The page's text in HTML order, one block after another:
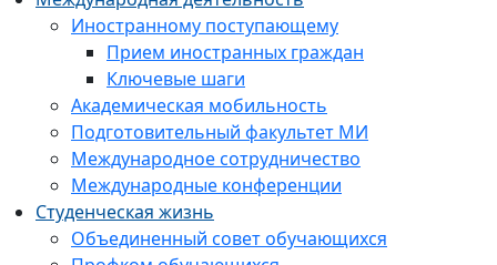
Иностранному поступающему
Прием иностранных граждан
Ключевые шаги
Академическая мобильность
Подготовительный факультет МИ
Международное сотрудничество
Международные конференции
Студенческая жизнь
Объединенный совет обучающихся